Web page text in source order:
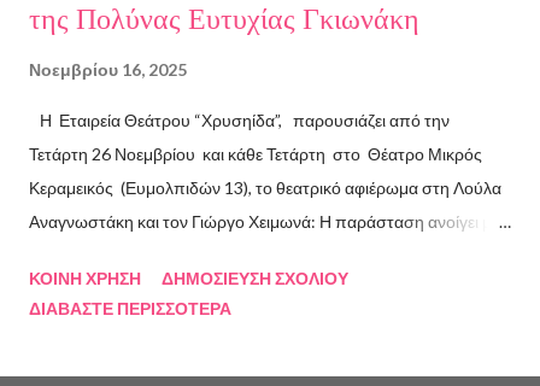
της Πολύνας Ευτυχίας Γκιωνάκη
Νοεμβρίου 16, 2025
Η Εταιρεία Θεάτρου “Χρυσηίδα”, παρουσιάζει από την
Τετάρτη 26 Νοεμβρίου και κάθε Τετάρτη στο Θέατρο Μικρός
Κεραμεικός (Ευμολπιδών 13), το θεατρικό αφιέρωμα στη Λούλα
Αναγνωστάκη και τον Γιώργο Χειμωνά: Η παράσταση ανοίγει με
αυτοπαρουσιάζεται με μαύρο χιούμορ, σαρκάζει την κοινωνία και
ΚΟΙΝΉ ΧΡΉΣΗ
ΔΗΜΟΣΊΕΥΣΗ ΣΧΟΛΊΟΥ
ΔΙΑΒΆΣΤΕ ΠΕΡΙΣΣΌΤΕΡΑ